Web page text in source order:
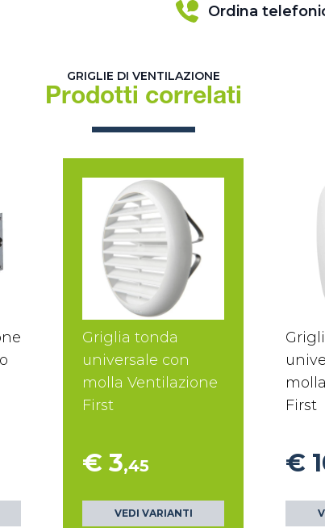
Ordina
GRIGLIE DI VENTILAZIONE
Prodotti correlati
Griglia tonda
universale con
molla Ventilazione
First
€ 3,45
VEDI VARIANTI
First
€